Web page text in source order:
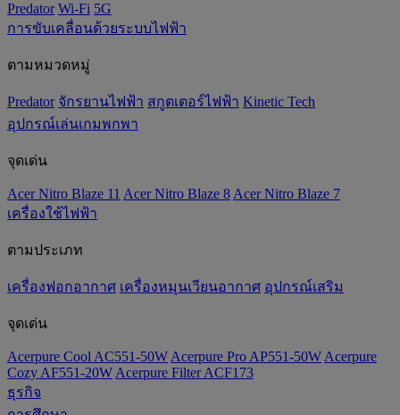
Predator Wi-Fi 5G
การขับเคลื่อนด้วยระบบไฟฟ้า
ตามหมวดหมู่
Predator จักรยานไฟฟ้า สกูตเตอร์ไฟฟ้า Kinetic Tech
อุปกรณ์เล่นเกมพกพา
จุดเด่น
Acer Nitro Blaze 11 Acer Nitro Blaze 8 Acer Nitro Blaze 7
เครื่องใช้ไฟฟ้า
ตามประเภท
เครื่องฟอกอากาศ เครื่องหมุนเวียนอากาศ อุปกรณ์เสริม
จุดเด่น
Acerpure Cool AC551-50W Acerpure Pro AP551-50W Acerpure
Cozy AF551-20W Acerpure Filter ACF173
ธุรกิจ